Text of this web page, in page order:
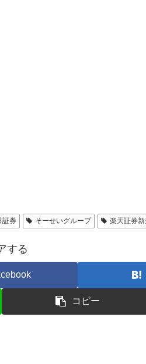
証券 そーせいグループ 楽天証券
する
コピー